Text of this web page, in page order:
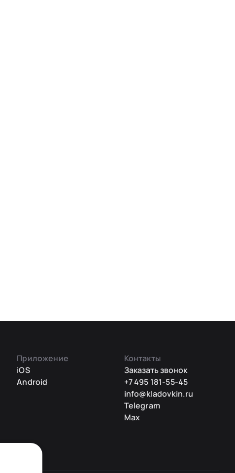
Приложение
iOS
Android
Контакты
Заказать звонок
+7 495 181-55-45
info@kladovkin.ru
Telegram
Max